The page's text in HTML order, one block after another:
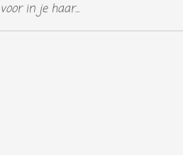
in je haar...